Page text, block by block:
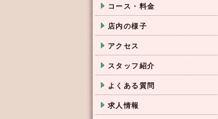
コース・料金
店内の様子
アクセス
スタッフ紹介
よくある質問
求人情報